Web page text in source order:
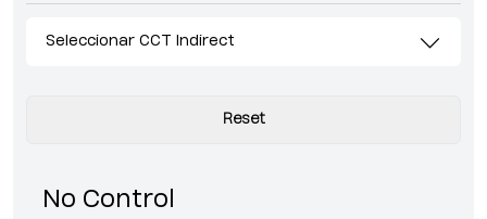
Seleccionar CCT Indirect
Reset
No Control